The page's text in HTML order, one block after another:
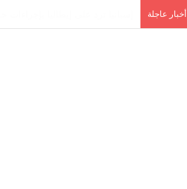
أخبار عاجلة